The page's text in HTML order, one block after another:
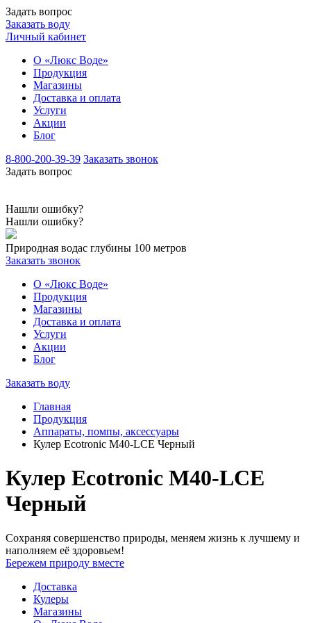
Задать вопрос
Заказать воду
Личный кабинет
О «Люкс Воде»
Продукция
Магазины
Доставка и оплата
Услуги
Акции
Блог
8-800-200-39-39 Заказать звонок
Задать вопрос
Нашли ошибку?
Нашли ошибку?
Природная водас глубины 100 метров
Заказать звонок
О «Люкс Воде»
Продукция
Магазины
Доставка и оплата
Услуги
Акции
Блог
Заказать воду
Главная
Продукция
Аппараты, помпы, аксессуары
Кулер Ecotronic M40-LCE Черный
Кулер Ecotronic M40-LCE
Черный
Сохраняя совершенство природы, меняем жизнь к лучшему и
наполняем её здоровьем!
Бережем природу вместе
Доставка
Кулеры
Магазины